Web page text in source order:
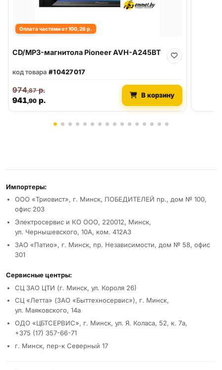
Оплата частями от 100,26 р.
CD/MP3-магнитола Pioneer AVH-A245BT
код товара #10427017
941,90 р.
974,87р.
В корзину
Реквизиты и условия
Импортеры:
ООО «Триовист», г. Минск, ПОБЕДИТЕЛЕЙ пр., дом № 100,
офис 203
Электросервис и КО ООО, 220012, Минск,
ул. Чернышевского, 10А, ком. 412А3
ЗАО «Патио», г. Минск, пр. Независимости, дом № 58, офис
301
Сервисные центры:
СЦ ЗАО ЦТИ (г. Минск, ул. Короля 26)
СЦ «Летта» (ЗАО «Быттехносервис»), г. Минск,
ул. Маяковского, 14а
ОДО «ЦБТСЕРВИС», г. Минск, ул. Я. Коласа, 52, к. 7а,
+375 (17) 357-66-71
г. Минск, пер-к Северный 17